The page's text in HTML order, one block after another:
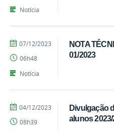
Notícia
NOTA
01/2023
por
publicado
07/12/2023
06h48
Notícia
Divulgação
alunos
por
publicado
04/12/2023
08h39